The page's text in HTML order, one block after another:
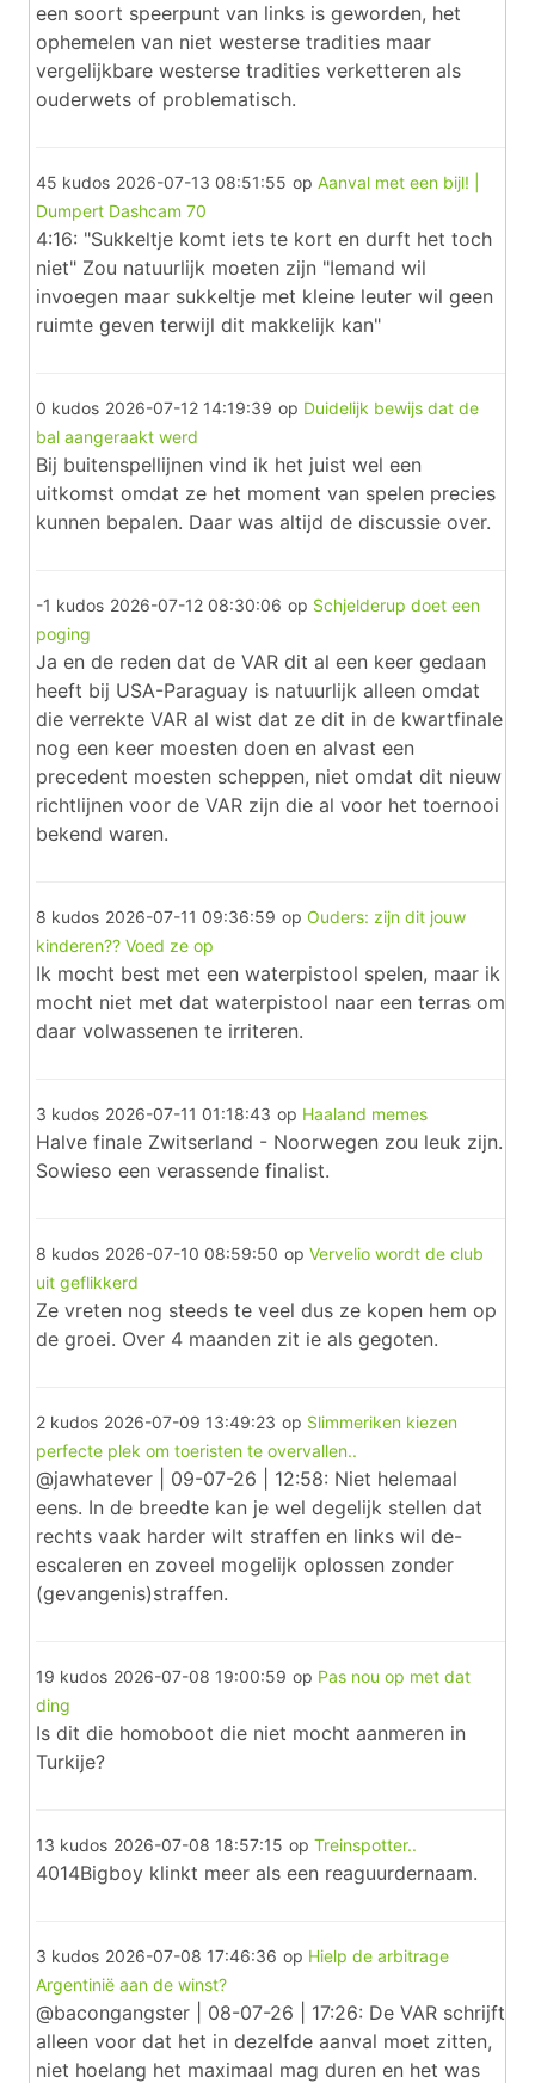
een soort speerpunt van links is geworden, het
ophemelen van niet westerse tradities maar
vergelijkbare westerse tradities verketteren als
ouderwets of problematisch.
45 kudos 2026-07-13 08:51:55 op Aanval met een bijl! |
Dumpert Dashcam 70
4:16: "Sukkeltje komt iets te kort en durft het toch
niet" Zou natuurlijk moeten zijn "Iemand wil
invoegen maar sukkeltje met kleine leuter wil geen
ruimte geven terwijl dit makkelijk kan"
0 kudos 2026-07-12 14:19:39 op Duidelijk bewijs dat de
bal aangeraakt werd
Bij buitenspellijnen vind ik het juist wel een
uitkomst omdat ze het moment van spelen precies
kunnen bepalen. Daar was altijd de discussie over.
-1 kudos 2026-07-12 08:30:06 op Schjelderup doet een
poging
Ja en de reden dat de VAR dit al een keer gedaan
heeft bij USA-Paraguay is natuurlijk alleen omdat
die verrekte VAR al wist dat ze dit in de kwartfinale
nog een keer moesten doen en alvast een
precedent moesten scheppen, niet omdat dit nieuw
richtlijnen voor de VAR zijn die al voor het toernooi
bekend waren.
8 kudos 2026-07-11 09:36:59 op Ouders: zijn dit jouw
kinderen?? Voed ze op
Ik mocht best met een waterpistool spelen, maar ik
mocht niet met dat waterpistool naar een terras om
daar volwassenen te irriteren.
3 kudos 2026-07-11 01:18:43 op Haaland memes
Halve finale Zwitserland - Noorwegen zou leuk zijn.
Sowieso een verassende finalist.
8 kudos 2026-07-10 08:59:50 op Vervelio wordt de club
uit geflikkerd
Ze vreten nog steeds te veel dus ze kopen hem op
de groei. Over 4 maanden zit ie als gegoten.
2 kudos 2026-07-09 13:49:23 op Slimmeriken kiezen
perfecte plek om toeristen te overvallen..
@jawhatever | 09-07-26 | 12:58: Niet helemaal
eens. In de breedte kan je wel degelijk stellen dat
rechts vaak harder wilt straffen en links wil de-
escaleren en zoveel mogelijk oplossen zonder
(gevangenis)straffen.
19 kudos 2026-07-08 19:00:59 op Pas nou op met dat
ding
Is dit die homoboot die niet mocht aanmeren in
Turkije?
13 kudos 2026-07-08 18:57:15 op Treinspotter..
4014Bigboy klinkt meer als een reaguurdernaam.
3 kudos 2026-07-08 17:46:36 op Hielp de arbitrage
Argentinië aan de winst?
@bacongangster | 08-07-26 | 17:26: De VAR schrijft
alleen voor dat het in dezelfde aanval moet zitten,
niet hoelang het maximaal mag duren en het was